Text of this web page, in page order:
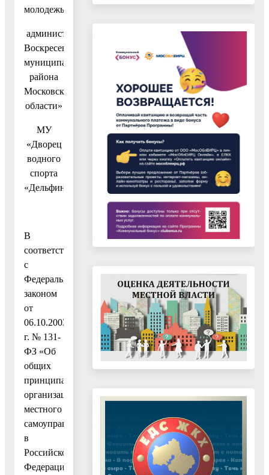
молодежью
администрации
Воскресенского
муниципального
района
Московской
области»
МУ
«Дворец
водного
спорта
«Дельфин»
В
соответствии
с
Федеральным
законом
от
06.10.2003
г. № 131-
ФЗ «Об
общих
принципах
организации
местного
самоуправления
в
Российской
Федерации»,